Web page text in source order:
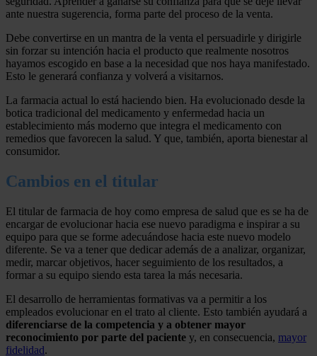
ante nuestra sugerencia, forma parte del proceso de la venta.
Debe convertirse en un mantra de la venta el persuadirle y dirigirle
sin forzar su intención hacia el producto que realmente nosotros
hayamos escogido en base a la necesidad que nos haya manifestado.
Esto le generará confianza y volverá a visitarnos.
La farmacia actual lo está haciendo bien. Ha evolucionado desde la
botica tradicional del medicamento y enfermedad hacia un
establecimiento más moderno que integra el medicamento con
remedios que favorecen la salud. Y que, también, aporta bienestar al
consumidor.
Cambios en el titular
El titular de farmacia de hoy como empresa de salud que es se ha de
encargar de evolucionar hacia ese nuevo paradigma e inspirar a su
equipo para que se forme adecuándose hacia este nuevo modelo
diferente. Se va a tener que dedicar además de a analizar, organizar,
medir, marcar objetivos, hacer seguimiento de los resultados, a
formar a su equipo siendo esta tarea la más necesaria.
El desarrollo de herramientas formativas va a permitir a los
empleados evolucionar en el trato al cliente. Esto también ayudará a
diferenciarse de la competencia y a obtener mayor
reconocimiento por parte del paciente y, en consecuencia, mayor
fidelidad.